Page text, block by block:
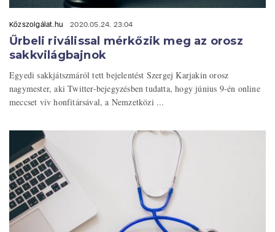
Közszolgálat.hu 2020.05.24. 23:04
Űrbeli riválissal mérkőzik meg az orosz
sakkvilágbajnok
Egyedi sakkjátszmáról tett bejelentést Szergej Karjakin orosz
nagymester, aki Twitter-bejegyzésben tudatta, hogy június 9-én online
meccset vív honfitársával, a Nemzetközi ...